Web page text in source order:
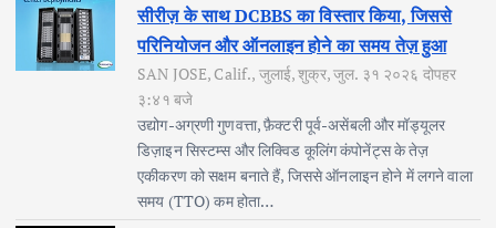
सीरीज़ के साथ DCBBS का विस्तार किया, जिससे
परिनियोजन और ऑनलाइन होने का समय तेज़ हुआ
SAN JOSE, Calif., जुलाई, शुक्र, जुल. ३१ २०२६ दोपहर
३:४१ बजे
उद्योग-अग्रणी गुणवत्ता, फ़ैक्टरी पूर्व-असेंबली और मॉड्यूलर
डिज़ाइन सिस्टम्स और लिक्विड कूलिंग कंपोनेंट्स के तेज़
एकीकरण को सक्षम बनाते हैं, जिससे ऑनलाइन होने में लगने वाला
समय (TTO) कम होता…